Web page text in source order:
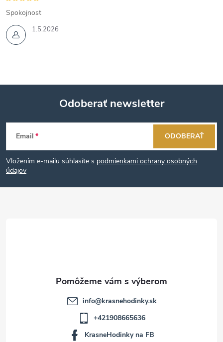
1.5.2026
Spokojnost
Z
á
p
Odoberať newsletter
Email
Vložením e-mailu súhlasíte s podmienkami ochrany osobných
údajov
ODOBERAŤ
info@krasnehodinky.sk
+421908665636
KrasneHodinky na FB